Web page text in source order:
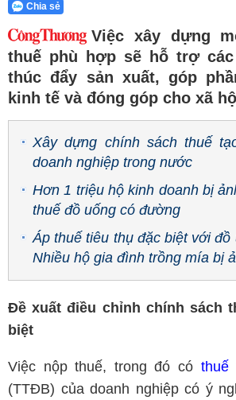
Chia sẻ
Việc xây dựng
thuế phù hợp sẽ hỗ trợ các
thúc đẩy sản xuất, góp
kinh tế và đóng góp cho xã
Xây dựng chính sách thuế
doanh nghiệp trong nước
Hơn 1 triệu hộ kinh doanh bị
thuế đồ uống có đường
Áp thuế tiêu thụ đặc biệt với
Nhiều hộ gia đình trồng mía bị
Đề xuất điều chỉnh chính sách
biệt
Việc nộp thuế, trong đó có thuế
(TTĐB) của doanh nghiệp có ý